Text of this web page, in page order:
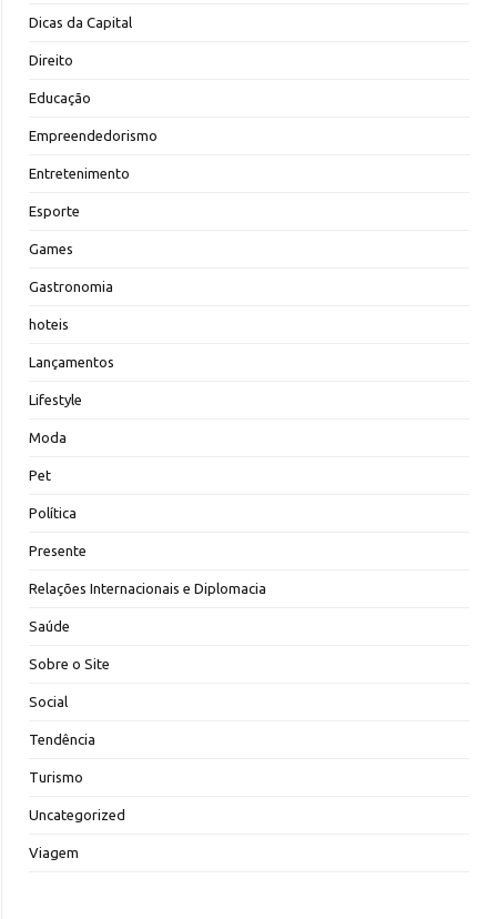
Dicas da Capital
Direito
Educação
Empreendedorismo
Entretenimento
Esporte
Games
Gastronomia
hoteis
Lançamentos
Lifestyle
Moda
Pet
Política
Presente
Relações Internacionais e Diplomacia
Saúde
Sobre o Site
Social
Tendência
Turismo
Uncategorized
Viagem